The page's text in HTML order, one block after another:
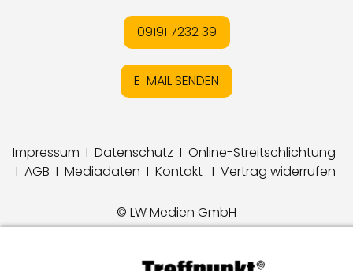
09191 7232 39
E-MAIL SENDEN
Impressum I Datenschutz I Online-Streitschlichtung
I AGB I Mediadaten I Kontakt I Vertrag widerrufen
© LW Medien GmbH